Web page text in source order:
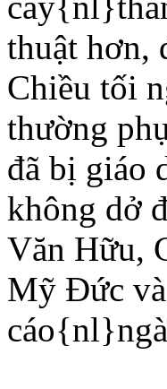
thuật hơn,
Chiều tối
thường
đã bị giáo
không dở
Văn Hữu,
Mỹ Ðức và